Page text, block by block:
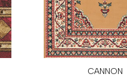
CANNON